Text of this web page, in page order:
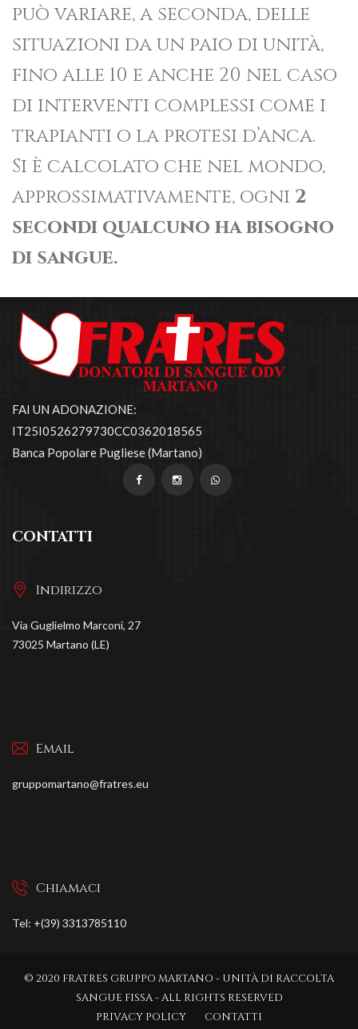
può variare, a seconda, delle
situazioni da un paio di unità,
fino alle 10 e anche 20 nel caso
di interventi complessi come i
trapianti o la protesi d’anca.
Si è calcolato che nel mondo,
approssimativamente, ogni 2
secondi qualcuno ha bisogno
di sangue.
FAI UN ADONAZIONE:
IT25I0526279730CC0362018565
Banca Popolare Pugliese (Martano)
CONTATTI
Indirizzo
Via Guglielmo Marconi, 27
73025 Martano (LE)
Email
gruppomartano@fratres.eu
Chiamaci
Tel: +(39) 3313785110
© 2020 FRATRES GRUPPO MARTANO - UNITÀ DI RACCOLTA
SANGUE FISSA - ALL RIGHTS RESERVED
PRIVACY POLICY
CONTATTI